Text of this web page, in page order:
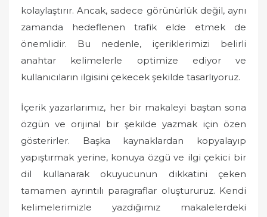
kolaylaştırır. Ancak, sadece görünürlük değil, aynı
zamanda hedeflenen trafik elde etmek de
önemlidir. Bu nedenle, içeriklerimizi belirli
anahtar kelimelerle optimize ediyor ve
kullanıcıların ilgisini çekecek şekilde tasarlıyoruz.
İçerik yazarlarımız, her bir makaleyi baştan sona
özgün ve orijinal bir şekilde yazmak için özen
gösterirler. Başka kaynaklardan kopyalayıp
yapıştırmak yerine, konuya özgü ve ilgi çekici bir
dil kullanarak okuyucunun dikkatini çeken
tamamen ayrıntılı paragraflar oluştururuz. Kendi
kelimelerimizle yazdığımız makalelerdeki